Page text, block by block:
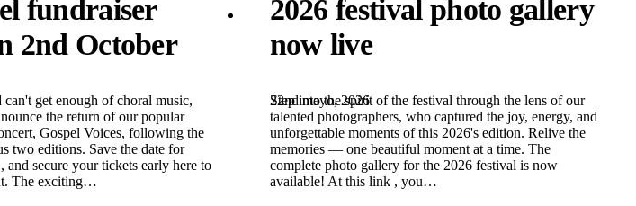
fundraiser
2nd October
get enough of choral music,
the return of our popular
Gospel Voices, following the
two editions. Save the date for
and secure your tickets early here to
The exciting…
2026 festival photo gallery
now live
22nd mayo, 2026
Step into the spirit of the festival through the lens of our
talented photographers, who captured the joy, energy, and
unforgettable moments of this 2026's edition. Relive the
memories — one beautiful moment at a time. The
complete photo gallery for the 2026 festival is now
available! At this link , you…